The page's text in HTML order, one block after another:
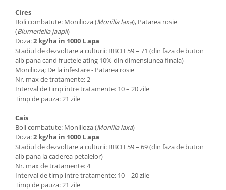
Cires
Boli combatute: Monilioza (Monilia laxa), Patarea rosie
(Blumeriella jaapii)
Doza:2 kg/ha in 1000 L apa
Stadiul de dezvoltare a culturii: BBCH 59 – 71 (din faza de buton
alb pana cand fructele ating 10% din dimensiunea finala) -
Monilioza; De la infestare - Patarea rosie
Nr. max de tratamente: 2
Interval de timp intre tratamente: 10 – 20 zile
Timp de pauza: 21 zile
Cais
Boli combatute: Monilioza (Monilia laxa)
Doza:2 kg/ha in 1000 L apa
Stadiul de dezvoltare a culturii: BBCH 59 – 69 (din faza de buton
alb pana la caderea petalelor)
Nr. max de tratamente: 4
Interval de timp intre tratamente: 10 – 20 zile
Timp de pauza: 21 zile